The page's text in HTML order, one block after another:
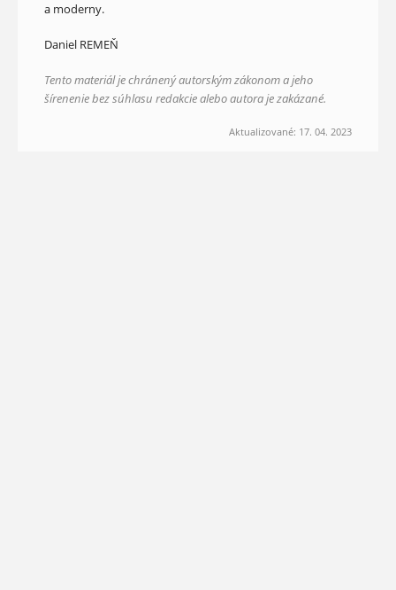
a moderny.
Daniel REMEŇ
Tento materiál je chránený autorským zákonom a jeho
šírenenie bez súhlasu redakcie alebo autora je zakázané.
Aktualizované: 17. 04. 2023